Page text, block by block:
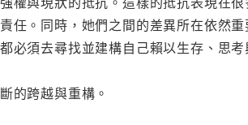
任。同時，她們之間的差異所在依然
必須去尋找並建構自己賴以生存、思考
的跨越與重構。